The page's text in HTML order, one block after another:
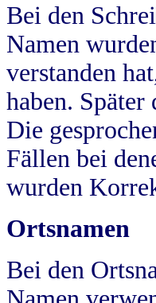
Bei den
Namen
verstanden
haben.
Die
Fällen bei
wurden
Ortsnamen
Bei den